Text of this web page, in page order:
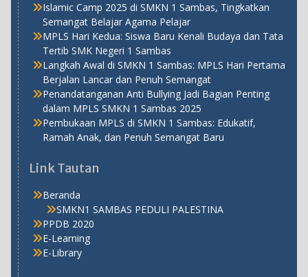
Islamic Camp 2025 di SMKN 1 Sambas, Tingkatkan
Semangat Belajar Agama Pelajar
MPLS Hari Kedua: Siswa Baru Kenali Budaya dan Tata
Tertib SMK Negeri 1 Sambas
Langkah Awal di SMKN 1 Sambas: MPLS Hari Pertama
Berjalan Lancar dan Penuh Semangat
Penandatanganan Anti Bullying Jadi Bagian Penting
dalam MPLS SMKN 1 Sambas 2025
Pembukaan MPLS di SMKN 1 Sambas: Edukatif,
Ramah Anak, dan Penuh Semangat Baru
Link Tautan
Beranda
SMKN1 SAMBAS PEDULI PALESTINA
PPDB 2020
E-Learning
E-Library